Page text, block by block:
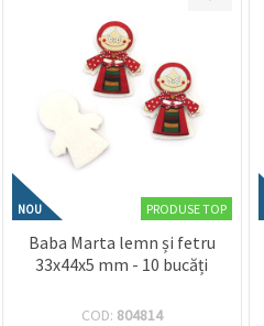
NOU PRODUSE TOP
Baba Marta lemn și fetru
33x44x5 mm - 10 bucăți
COD: 804814